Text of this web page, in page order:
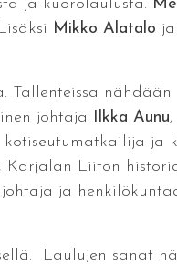
ja kuorolaulusta.
Mikko Alatalo ja
nähdään
johtaja Ilkka Aunu
ja
, Karjalan Liiton
ja
Laulujen sanat